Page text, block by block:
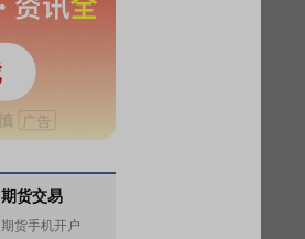
期货交易
期货手机开户